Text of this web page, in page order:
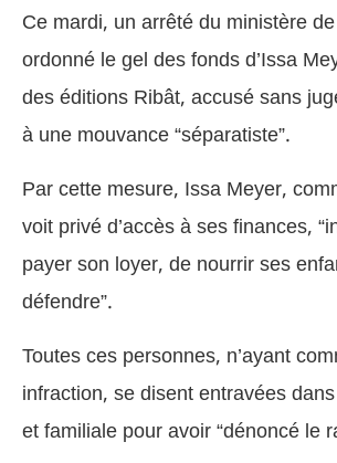
Ce mardi, un arrêté du ministère
ordonné le gel des fonds d’Issa
des éditions Ribât, accusé sans
à une mouvance “séparatiste”.
Par cette mesure, Issa Meyer,
voit privé d’accès à ses finances,
payer son loyer, de nourrir ses
défendre”.
Toutes ces personnes, n’ayant
infraction, se disent entravées
et familiale pour avoir “dénoncé le